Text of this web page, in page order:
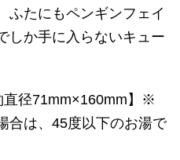
ふたにもペンギンフェイ
しか手に入らないキュー
直径71mm×160mm】※
合は、45度以下のお湯で